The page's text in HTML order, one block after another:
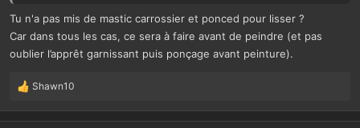
Tu n'a pas mis de mastic carrossier et ponced pour lisser ?
Car dans tous les cas, ce sera à faire avant de peindre (et pas
oublier l’apprêt garnissant puis ponçage avant peinture).
L
s
Shawn10